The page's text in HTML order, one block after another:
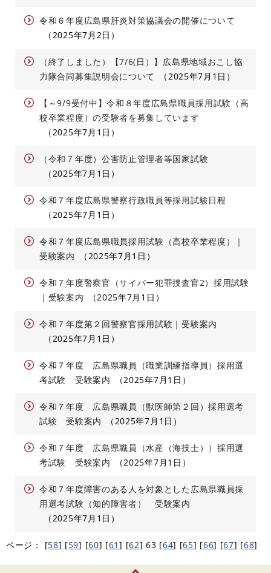
令和６年度広島県肝炎対策協議会の開催について
2025年7月2日
（終了しました）【7/6(日）】広島県地域おこし協
力隊合同募集説明会について
2025年7月1日
【～9/9受付中】令和８年度広島県職員採用試験（高
校卒業程度）の受験者を募集しています
2025年7月1日
（令和７年度）公害防止管理者等国家試験
2025年7月1日
令和７年度広島県警察行政職員等採用試験日程
2025年7月1日
令和７年度広島県職員採用試験（高校卒業程度）｜
受験案内
2025年7月1日
令和７年度警察官（サイバー犯罪捜査官2）採用試験
｜受験案内
2025年7月1日
令和７年度第２回警察官採用試験｜受験案内
2025年7月1日
令和７年度 広島県職員（職業訓練指導員）採用選
考試験 受験案内
2025年7月1日
令和７年度 広島県職員（獣医師第２回）採用選考
試験 受験案内
2025年7月1日
令和７年度 広島県職員（水産（海技士））採用選
考試験 受験案内
2025年7月1日
令和７年度障害のある人を対象とした広島県職員採
用選考試験（知的障害者） 受験案内
2025年7月1日
ページ： [58] [59] [60] [61] [62] 63 [64] [65] [66] [67] [68]